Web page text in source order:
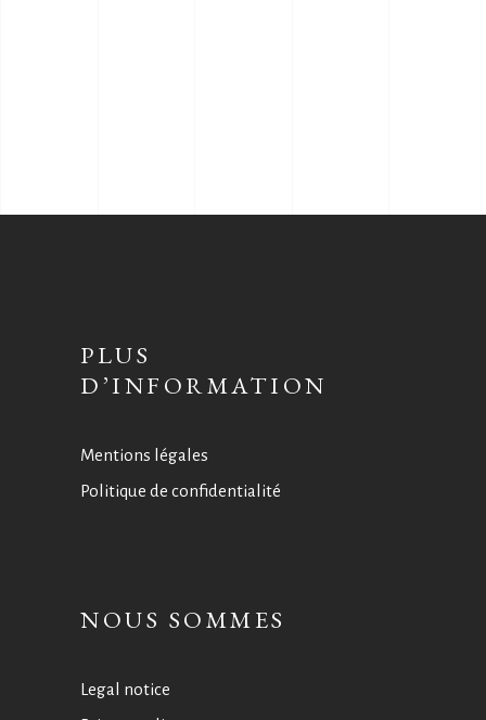
PLUS
D’INFORMATION
Mentions légales
Politique de confidentialité
NOUS SOMMES
Legal notice